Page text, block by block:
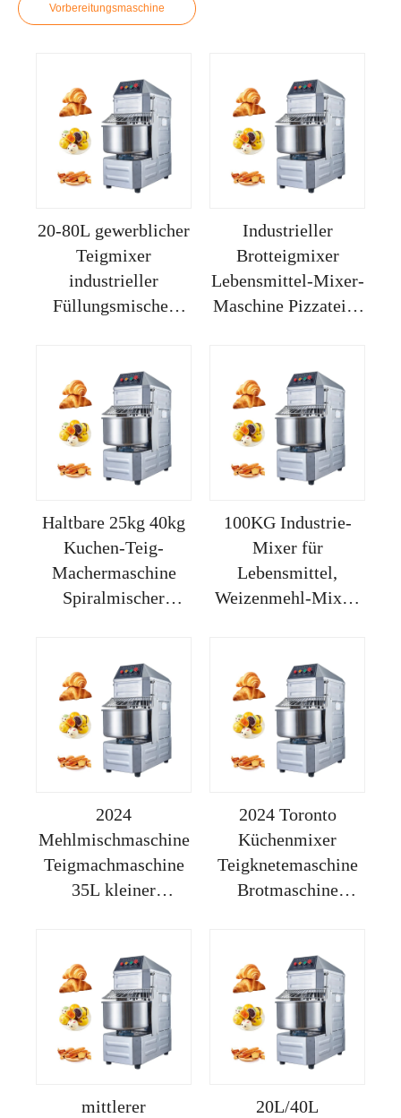
Vorbereitungsmaschine
20-80L gewerblicher
Teigmixer
industrieller
Füllungsmischer
Industrieller
Brotteigmixer
Lebensmittel-Mixer-
Maschine Pizzateig-
Maschine
Haltbare 25kg 40kg
Kuchen-Teig-
Machermaschine
Spiralmischer
Teigmixermaschine
Brotteigmixer
Backerei
100KG Industrie-
Mixer für
Lebensmittel,
Weizenmehl-Mixer,
Teig, verwendet
Teigmixer für
Pizzerien
2024
Mehlmischmaschine
Teigmachmaschine
35L kleiner
Pizzateigmacher
Nudelteigmaschine
für Gastronomie
2024 Toronto
Küchenmixer
Teigknetemaschine
Brotmaschine
Teigmixer
mittlerer
20L/40L